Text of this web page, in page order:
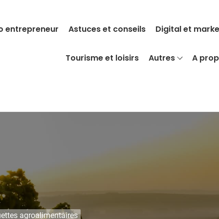
entrepreneur Astuces et conseils Digital et
Tourisme et loisirs Autres A
agroalimentaires